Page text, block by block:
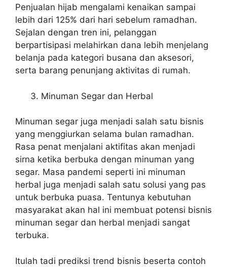
Penjualan hijab mengalami kenaikan sampai
lebih dari 125% dari hari sebelum ramadhan.
Sejalan dengan tren ini, pelanggan
berpartisipasi melahirkan dana lebih menjelang
belanja pada kategori busana dan aksesori,
serta barang penunjang aktivitas di rumah.
Minuman Segar dan Herbal
Minuman segar juga menjadi salah satu bisnis
yang menggiurkan selama bulan ramadhan.
Rasa penat menjalani aktifitas akan menjadi
sirna ketika berbuka dengan minuman yang
segar. Masa pandemi seperti ini minuman
herbal juga menjadi salah satu solusi yang pas
untuk berbuka puasa. Tentunya kebutuhan
masyarakat akan hal ini membuat potensi bisnis
minuman segar dan herbal menjadi sangat
terbuka.
Itulah tadi prediksi trend bisnis beserta contoh